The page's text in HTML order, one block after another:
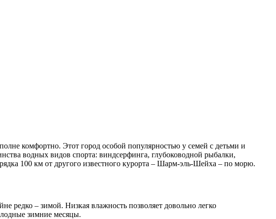
комфортно. Этот город особой популярностью у семей с детьми и
водных видов спорта: виндсерфинга, глубоководной рыбалки,
100 км от другого известного курорта – Шарм-эль-Шейха – по морю.
редко – зимой. Низкая влажность позволяет довольно легко
зимние месяцы.